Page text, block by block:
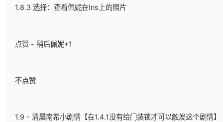
1.8.3 选择：查看佩妮在Ins上的照片
点赞 - 稍后佩妮+1
不点赞
1.9 - 清晨南希小剧情【在1.4.1没有给门装锁才可以触发这个剧情】